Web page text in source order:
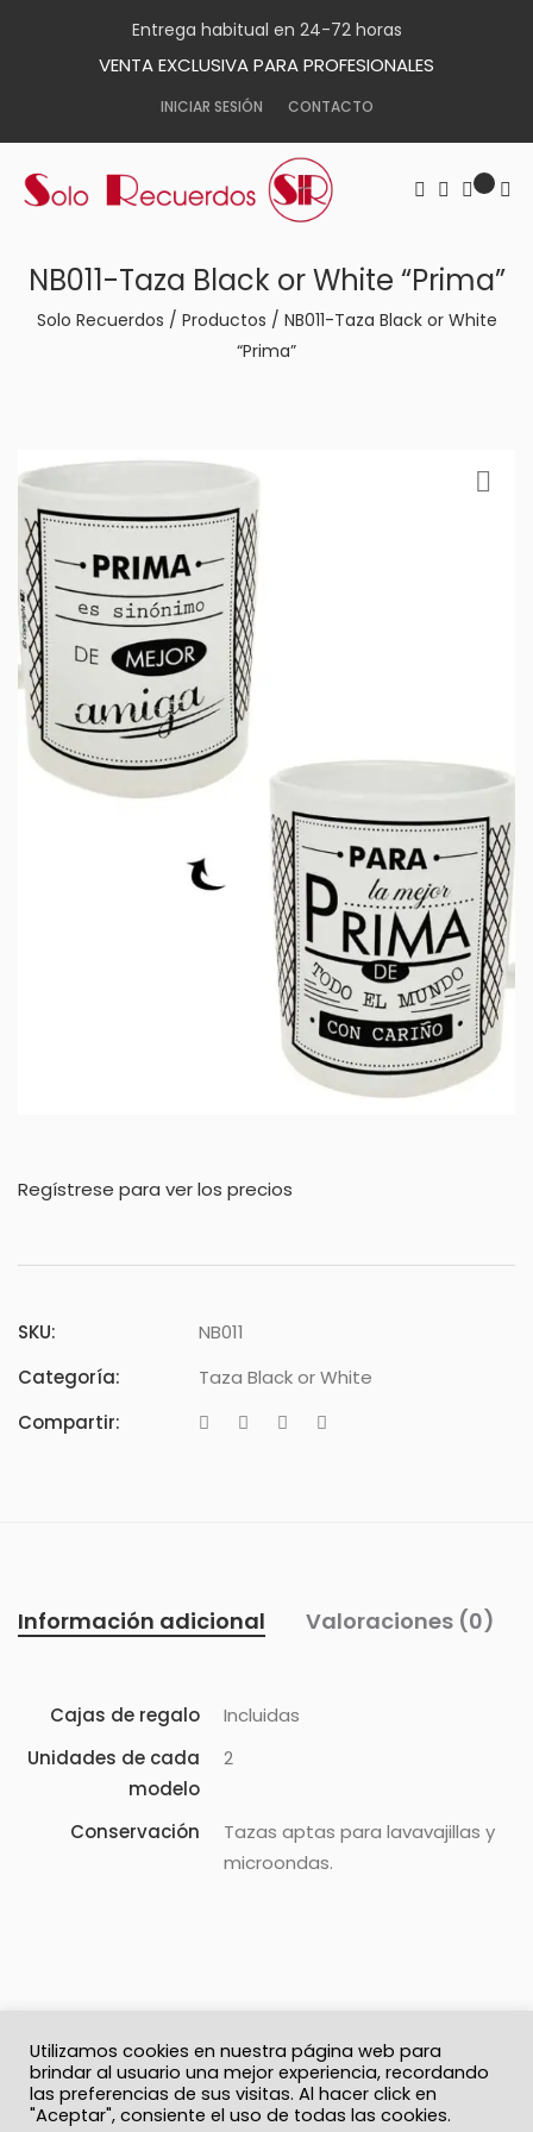
Entrega habitual en 24-72 horas
VENTA EXCLUSIVA PARA PROFESIONALES
INICIAR SESIÓN CONTACTO
NB011-Taza Black or White “Prima”
Solo Recuerdos / Productos / NB011-Taza Black or White
“Prima”
Regístrese para ver los precios
SKU:
NB011
Categoría:
Taza Black or White
Compartir:
Información adicional Valoraciones (0)
Cajas de regalo
Incluidas
Unidades de cada
modelo
2
Conservación
Tazas aptas para lavavajillas y
microondas.
© 2026 Solo Recuerdos
Utilizamos cookies en nuestra página web para
brindar al usuario una mejor experiencia, recordando
las preferencias de sus visitas. Al hacer click en
"Aceptar", consiente el uso de todas las cookies.